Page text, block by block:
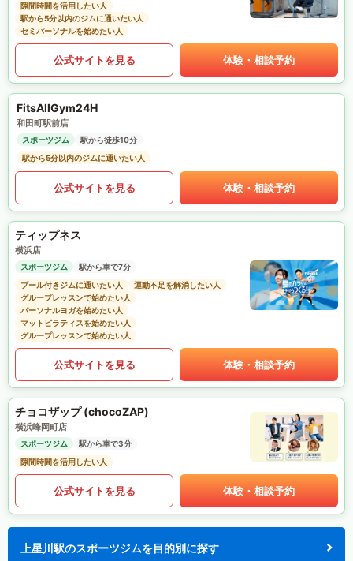
隙間時間を活用したい人
駅から5分以内のジムに通いたい人
セミパーソナルを始めたい人
公式サイトを見る 体験・相談予約
FitsAllGym24H
和田町駅前店
スポーツジム
駅から徒歩10分
駅から5分以内のジムに通いたい人
公式サイトを見る 体験・相談予約
ティップネス
横浜店
スポーツジム
駅から車で7分
プール付きジムに通いたい人
運動不足を解消したい人
グループレッスンで始めたい人
パーソナルヨガを始めたい人
マットピラティスを始めたい人
グループレッスンで始めたい人
公式サイトを見る 体験・相談予約
チョコザップ (chocoZAP)
横浜峰岡町店
スポーツジム
駅から車で3分
隙間時間を活用したい人
公式サイトを見る 体験・相談予約
上星川駅のスポーツジムを目的別に探す